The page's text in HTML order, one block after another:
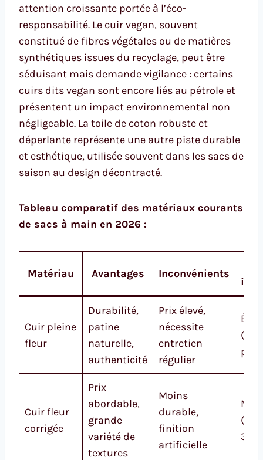
attention croissante portée à l’éco-
responsabilité. Le cuir vegan, souvent
constitué de fibres végétales ou de matières
synthétiques issues du recyclage, peut être
séduisant mais demande vigilance : certains
cuirs dits vegan sont encore liés au pétrole et
présentent un impact environnemental non
négligeable. La toile de coton robuste et
déperlante représente une autre piste durable
et esthétique, utilisée souvent dans les sacs de
saison au design décontracté.
Tableau comparatif des matériaux courants
de sacs à main en 2026 :
Matériau Avantages Inconvénients
Cuir pleine
fleur
Durabilité,
patine
naturelle,
authenticité
Prix élevé,
nécessite
entretien
régulier
Cuir fleur
corrigée
Prix
abordable,
grande
variété de
textures
Moins
durable,
finition
artificielle
(150-